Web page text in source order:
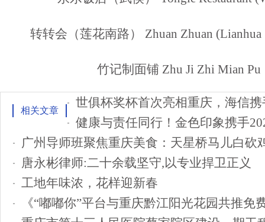
转转会（莲花南路） Zhuan Zhuan (Lianhua
竹记制面铺 Zhu Ji Zhi Mian Pu
相关文章
世俱杯奖杯首次亮相重庆，海信
广州导师班聚焦重庆美食：天星桥马儿白砍
唐永彬律师:二十余载坚守,以专业捍卫正义
工地年味浓，花样迎新春
《“嘟嘟你”平台与重庆黔江阳光花园共推免